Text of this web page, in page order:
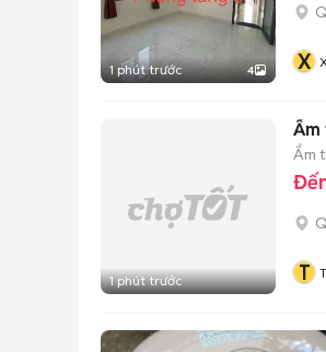
1 phút trước 4 X
1 phút trước
Ẩm
Ẩm
T